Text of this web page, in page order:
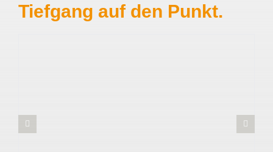
Tiefgang auf den Punkt.